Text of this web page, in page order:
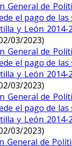
General de
el pago de
y León
03/2023)
General de
el pago de
y León
03/2023)
General de
el pago de
y León
03/2023)
General de